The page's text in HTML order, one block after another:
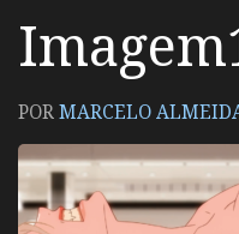
PORMARCELO